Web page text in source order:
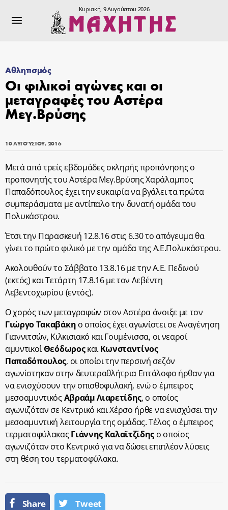
Κυριακή, 9 Αυγούστου 2026
Αθλητισμός
Οι φιλικοί αγώνες και οι
μεταγραφές του Αστέρα
Μεγ.Βρύσης
10 ΑΥΓΟΎΣΤΟΥ, 2016
Μετά από τρείς εβδομάδες σκληρής προπόνησης ο
προπονητής του Αστέρα Μεγ.Βρύσης Χαράλαμπος
Παπαδόπουλος έχει την ευκαιρία να βγάλει τα πρώτα
συμπεράσματα με αντίπαλο την δυνατή ομάδα του
Πολυκάστρου.
Έτσι την Παρασκευή 12.8.16 στις 6.30 το απόγευμα θα
γίνει το πρώτο φιλικό με την ομάδα της Α.Ε.Πολυκάστρου.
Ακολουθούν το Σάββατο 13.8.16 με την Α.Ε. Πεδινού
(εκτός) και Τετάρτη 17.8.16 με τον Λεβέντη
Λεβεντοχωρίου (εντός).
Ο χορός των μεταγραφών στον Αστέρα άνοιξε με τον
Γιώργο Τακαβάκη ο οποίος έχει αγωνίστει σε Αναγένηση
Γιαννιτσών, Κιλκισιακό και Γουμένισσα, οι νεαροί
αμυντικοίΘεόδωροςκαιΚωνσταντίνος
Παπαδόπουλος, οι οποίοι την περσινή σεζόν
αγωνίστηκαν στην δευτεραθλήτρια Επτάλοφο ήρθαν για
να ενισχύσουν την οπισθοφυλακή, ενώ ο έμπειρος
μεσοαμυντικόςΑβραάμ Λιαρετίδης, ο οποίος
αγωνιζόταν σε Κεντρικό και Χέρσο ήρθε να ενισχύσει την
μεσοαμυντική λειτουργία της ομάδας. Τέλος ο έμπειρος
τερματοφύλακαςΓιάννης Καλαϊτζίδης ο οποίος
αγωνιζόταν στο Κεντρικό για να δώσει επιπλέον λύσεις
στη θέση του τερματοφύλακα.
Share Tweet